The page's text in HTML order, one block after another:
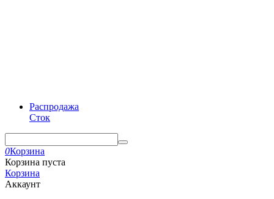
Распродажа
Сток
0Корзина
Корзина пуста
Корзина
Аккаунт